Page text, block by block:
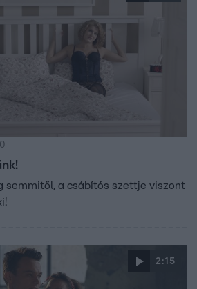
semmitől, a csábítós szettje viszont
2:15